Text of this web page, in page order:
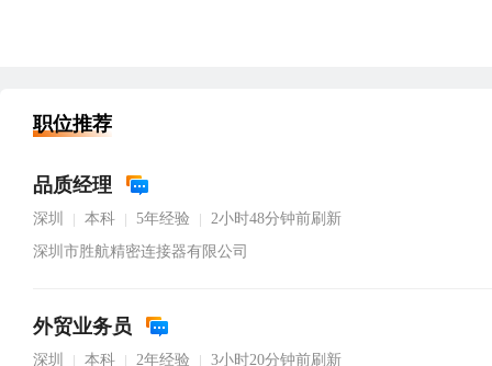
职位推荐
品质经理
深圳 本科 5年经验
2小时48分钟前刷新
深圳市胜航精密连接器有限公司
外贸业务员
深圳 本科 2年经验
3小时20分钟前刷新